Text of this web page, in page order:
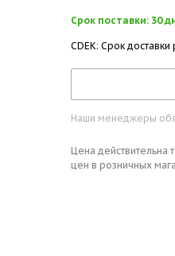
Срок поставки: 30
CDEK: Срок
Наши менеджеры
Цена действительна
цен в розничных